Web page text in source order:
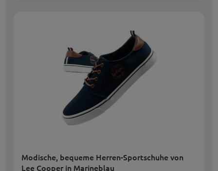
Modische, bequeme Herren-Sportschuhe von
Lee Cooper in Marineblau